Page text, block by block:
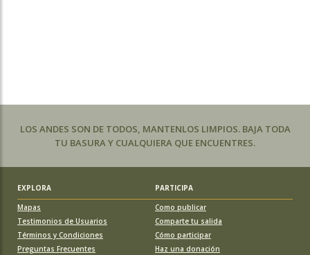
LOS ANDES SON DE TODOS, MANTENLOS LIMPIOS. BAJA TODA
TU BASURA Y CUALQUIERA QUE ENCUENTRES.
EXPLORA
PARTICIPA
Mapas
Testimonios de Usuarios
Términos y Condiciones
Preguntas Frecuentes
Como publicar
Comparte tu salida
Cómo participar
Haz una donación